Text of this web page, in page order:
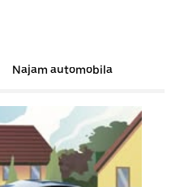
Najam automobila